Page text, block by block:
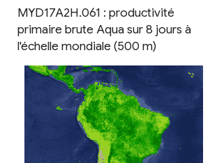
MYD17A2H.061 : productivité
primaire brute Aqua sur 8 jours à
l'échelle mondiale (500 m)